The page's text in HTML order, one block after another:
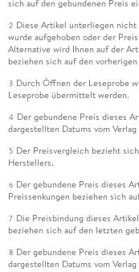
sich auf den gebundenen Preis
2 Diese Artikel unterliegen
wurde aufgehoben oder der
Alternative wird Ihnen auf der
beziehen sich auf den
3 Durch Öffnen der Leseprobe
Leseprobe übermittelt werden.
4 Der gebundene Preis dieses
dargestellten Datums vom Verlag
5 Der Preisvergleich bezieht
Herstellers.
6 Der gebundene Preis dieses
Preissenkungen beziehen sich
7 Die Preisbindung dieses
beziehen sich auf den letzten
8 Der gebundene Preis dieses
dargestellten Datums vom Verlag